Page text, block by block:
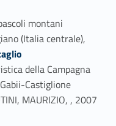
montani
(Italia centrale),
della Campagna
Castiglione
MAURIZIO, , 2007